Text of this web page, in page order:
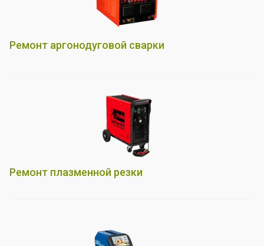
Ремонт аргонодуговой сварки
Ремонт плазменной резки